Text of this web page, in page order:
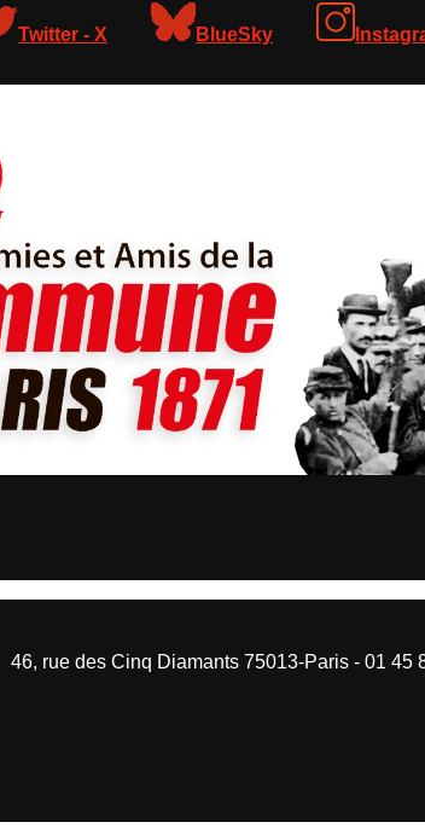
Twitter - X BlueSky
rue des Cinq Diamants 75013-Paris - 01 45